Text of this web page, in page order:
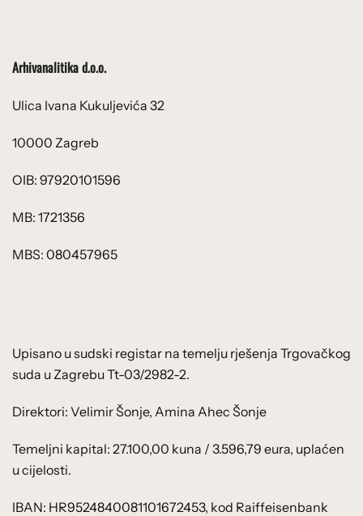
Arhivanalitika d.o.o.
Ulica Ivana Kukuljevića 32
10000 Zagreb
OIB: 97920101596
MB: 1721356
MBS: 080457965
Upisano u sudski registar na temelju rješenja Trgovačkog
suda u Zagrebu Tt-03/2982-2.
Direktori: Velimir Šonje, Amina Ahec Šonje
Temeljni kapital: 27.100,00 kuna / 3.596,79 eura, uplaćen
u cijelosti.
IBAN: HR9524840081101672453, kod Raiffeisenbank